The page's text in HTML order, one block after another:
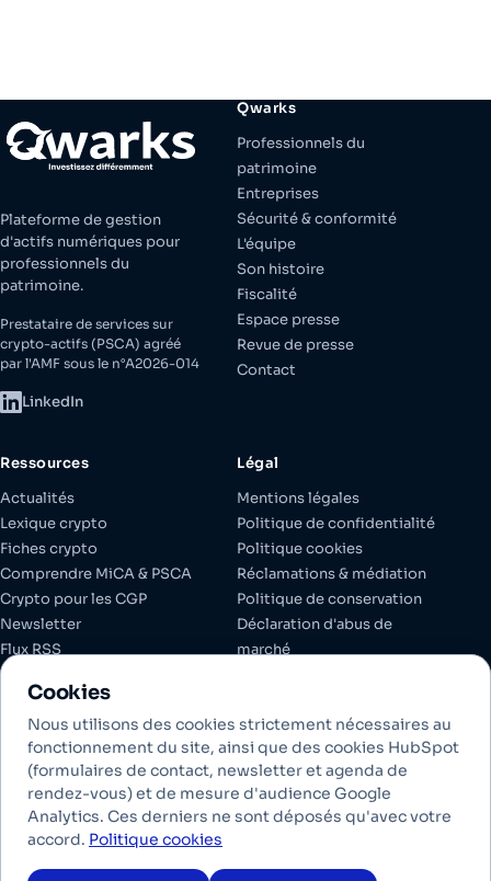
Plateforme de gestion
d'actifs numériques pour
professionnels du
patrimoine.
Prestataire de services sur
crypto-actifs (PSCA) agréé
par l'AMF sous le n°A2026-014
LinkedIn
Qwarks
Professionnels du
patrimoine
Entreprises
Sécurité & conformité
L'équipe
Son histoire
Fiscalité
Espace presse
Revue de presse
Contact
Ressources
Actualités
Lexique crypto
Fiches crypto
Comprendre MiCA & PSCA
Crypto pour les CGP
Newsletter
Flux RSS
Espace client
Légal
Mentions légales
Politique de confidentialité
Politique cookies
Réclamations & médiation
Politique de conservation
Déclaration d'abus de
marché
Investir dans les crypto-actifs comporte des risques de liquidité,
de volatilité et de perte partielle ou totale en capital. Les crypto-
actifs conservés ne bénéficient pas des garanties des dépôts
bancaires. Les performances passées ne préjugent pas des
performances futures.
Cookies
Nous utilisons des cookies strictement nécessaires au
fonctionnement du site, ainsi que des cookies HubSpot
(formulaires de contact, newsletter et agenda de
rendez-vous) et de mesure d'audience Google
Analytics. Ces derniers ne sont déposés qu'avec votre
accord. Politique cookies